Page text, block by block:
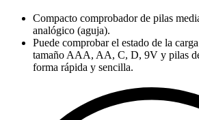
Compacto comprobador de pilas
analógico (aguja).
Puede comprobar el estado de la
tamaño AAA, AA, C, D, 9V y pilas
forma rápida y sencilla.